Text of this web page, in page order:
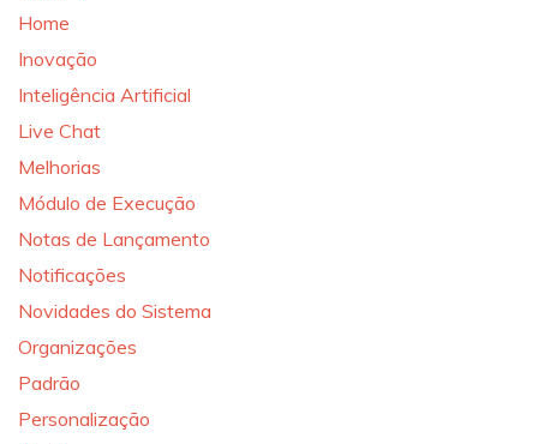
Home
Inovação
Inteligência Artificial
Live Chat
Melhorias
Módulo de Execução
Notas de Lançamento
Notificações
Novidades do Sistema
Organizações
Padrão
Personalização